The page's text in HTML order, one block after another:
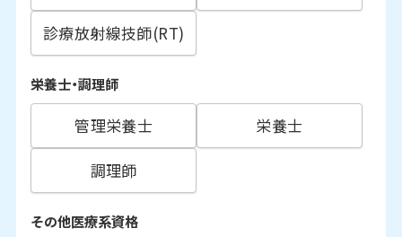
診療放射線技師(RT)
栄養士・調理師
管理栄養士
栄養士
調理師
その他医療系資格